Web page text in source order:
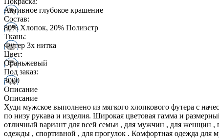
Активное глубокое крашение
Состав:
80% Хлопок, 20% Полиэстр
Ткань:
Футер 3х нитка
Цвет:
Ораньжевый
Под заказ:
3000
Описание
Описание
Худи мужское выполнено из мягкого хлопкового футера с
по низу рукава и изделия. Широкая цветовая гамма и
отличный вариант для всей семьи , для мужчин , для женщин ,
одежды , спортивной , для прогулок . Комфортная одежда для